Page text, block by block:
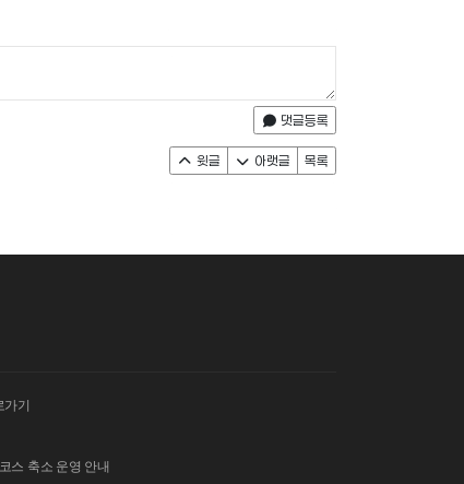
댓글등록
윗글 아랫글 목록
기
스 축소 운영 안내